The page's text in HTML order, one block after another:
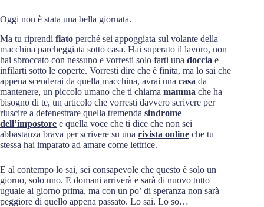
Oggi non è stata una bella giornata.
Ma tu riprendi fiato perché sei appoggiata sul volante della
macchina parcheggiata sotto casa. Hai superato il lavoro, non
hai sbroccato con nessuno e vorresti solo farti una doccia e
infilarti sotto le coperte. Vorresti dire che è finita, ma lo sai che
appena scenderai da quella macchina, avrai una casa da
mantenere, un piccolo umano che ti chiama mamma che ha
bisogno di te, un articolo che vorresti davvero scrivere per
riuscire a defenestrare quella tremenda sindrome
dell’impostore e quella voce che ti dice che non sei
abbastanza brava per scrivere su una rivista online che tu
stessa hai imparato ad amare come lettrice.
E al contempo lo sai, sei consapevole che questo è solo un
giorno, solo uno. E domani arriverà e sarà di nuovo tutto
uguale al giorno prima, ma con un po’ di speranza non sarà
peggiore di quello appena passato. Lo sai. Lo so…